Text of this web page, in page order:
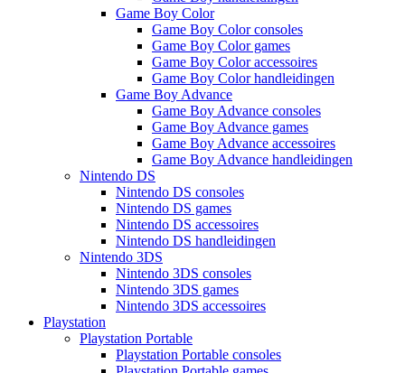
Game Boy Color
Game Boy Color consoles
Game Boy Color games
Game Boy Color accessoires
Game Boy Color handleidingen
Game Boy Advance
Game Boy Advance consoles
Game Boy Advance games
Game Boy Advance accessoires
Game Boy Advance handleidingen
Nintendo DS
Nintendo DS consoles
Nintendo DS games
Nintendo DS accessoires
Nintendo DS handleidingen
Nintendo 3DS
Nintendo 3DS consoles
Nintendo 3DS games
Nintendo 3DS accessoires
Playstation
Playstation Portable
Playstation Portable consoles